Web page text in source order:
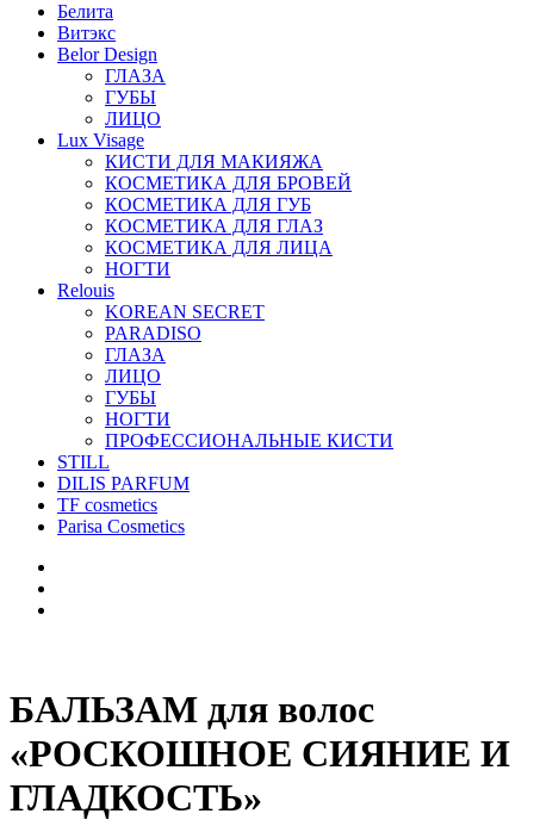
Белита
Витэкс
Belor Design
ГЛАЗА
ГУБЫ
ЛИЦО
Lux Visage
КИСТИ ДЛЯ МАКИЯЖА
КОСМЕТИКА ДЛЯ БРОВЕЙ
КОСМЕТИКА ДЛЯ ГУБ
КОСМЕТИКА ДЛЯ ГЛАЗ
КОСМЕТИКА ДЛЯ ЛИЦА
НОГТИ
Relouis
KOREAN SECRET
PARADISO
ГЛАЗА
ЛИЦО
ГУБЫ
НОГТИ
ПРОФЕССИОНАЛЬНЫЕ КИСТИ
STILL
DILIS PARFUM
TF cosmetics
Parisa Cosmetics
БАЛЬЗАМ для волос
«РОСКОШНОЕ СИЯНИЕ И
ГЛАДКОСТЬ»